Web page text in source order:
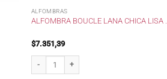
ALFOMBRAS
ALFOMBRA BOUCLE LANA CHICA LISA .
$7.351,39